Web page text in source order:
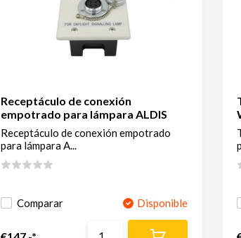
Receptáculo de conexión
empotrado para lámpara ALDIS
Receptáculo de conexión empotrado
para lámpara A...
Comparar Disponible